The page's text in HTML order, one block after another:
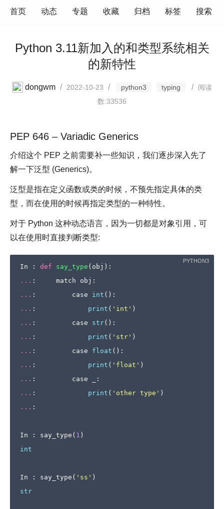
首页 动态 专题 收藏 归档 标签 搜索
Python 3.11新加入的和类型系统相关
的新特性
dongwm / 2022-10-23 / python3 typing /
阅读
数:33536
PEP 646 – Variadic Generics
介绍这个 PEP 之前需要补一些知识，我们逐步深入先了
解一下泛型 (Generics)。
泛型是指在定义函数或类的时候，不预先指定具体的类
型，而在使用的时候再指定类型的一种特性。
对于 Python 这种动态语言，因为一切都是对象引用，可
以在使用时直接判断类型:
In : def say_type ( obj ):
... : match obj :
... : case int ():
... : print ( 'int' )
... : case str():
... : print ( 'str' )
... : case float ():
... : print ( 'float' )
... : case
:
... : print ( 'other type' )
... :
In : say_type ( 1 )
int
In : say_type ( 'ss' )
str